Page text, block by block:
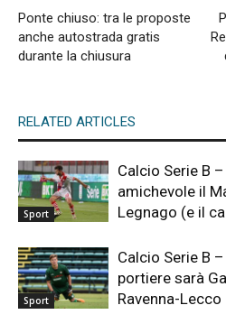
Ponte chiuso: tra le proposte
anche autostrada gratis
durante la chiusura
RELATED ARTICLES
Sport
Calcio Serie B
amichevole il
Legnago (e il
Sport
Calcio Serie B
portiere sarà
Ravenna-Lecco